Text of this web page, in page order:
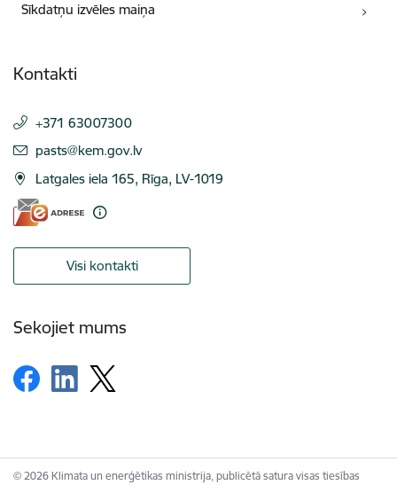
Sīkdatņu izvēles maiņa
Kontakti
+371 63007300
E-pasts:
pasts@kem.gov.lv
Latgales iela 165, Rīga, LV-1019
Visi kontakti
Sekojiet mums
© 2026 Klimata un enerģētikas ministrija, publicētā satura visas tiesības